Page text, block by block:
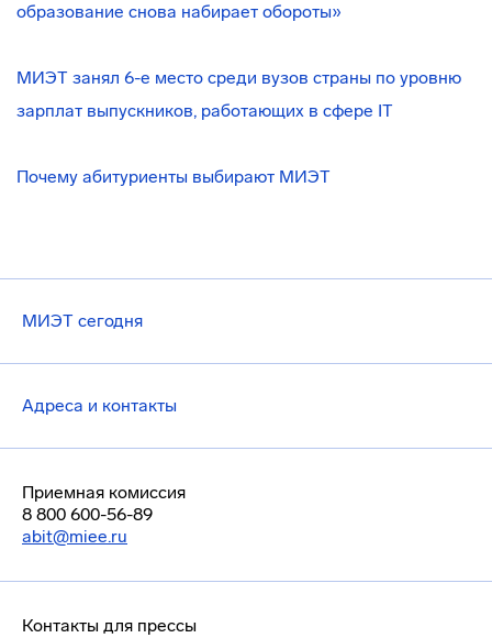
образование снова набирает обороты»
МИЭТ занял 6-е место среди вузов страны по уровню
зарплат выпускников, работающих в сфере IT
Почему абитуриенты выбирают МИЭТ
МИЭТ сегодня
Адреса и контакты
Приемная комиссия
8 800 600-56-89
abit@miee.ru
Контакты для прессы